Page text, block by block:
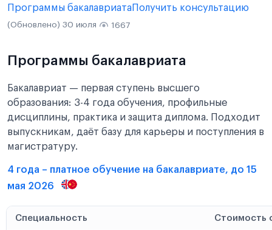
Программы бакалавриатаПолучить консультацию
(Обновлено) 30 июля 1667
Программы бакалавриата
Бакалавриат — первая ступень высшего
образования: 3-4 года обучения, профильные
дисциплины, практика и защита диплома. Подходит
выпускникам, даёт базу для карьеры и поступления в
магистратуру.
4 года – платное обучение на бакалавриате, до 15
мая 2026
Специальность Стоимость